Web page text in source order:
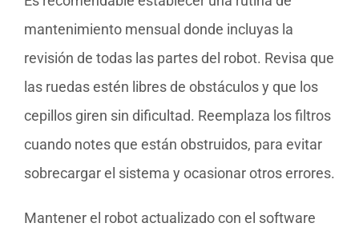
mantenimiento mensual donde incluyas la
revisión de todas las partes del robot. Revisa que
las ruedas estén libres de obstáculos y que los
cepillos giren sin dificultad. Reemplaza los filtros
cuando notes que están obstruidos, para evitar
sobrecargar el sistema y ocasionar otros errores.
Mantener el robot actualizado con el software